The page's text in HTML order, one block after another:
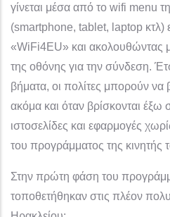
γίνεται μέσα από το wifi menu
(smartphone, tablet, laptop κτλ)
«WiFi4EU» και ακολουθώντας
της οθόνης για την σύνδεση.
βήματα, οι πολίτες μπορούν να
ακόμα και όταν βρίσκονται
ιστοσελίδες και εφαρμογές
του προγράμματος της κινητής
Στην πρώτη φάση του
τοποθετήθηκαν στις πλέον